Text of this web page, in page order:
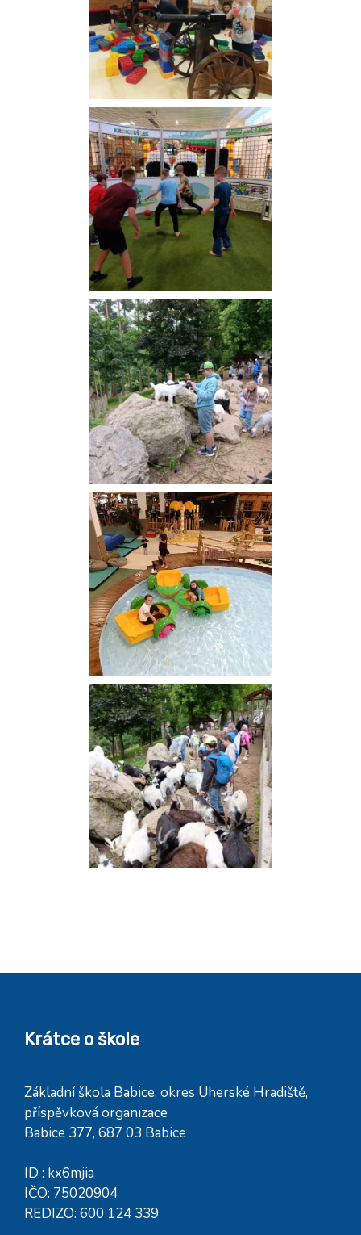
Krátce o škole
Základní škola Babice, okres Uherské Hradiště,
příspěvková organizace
Babice 377, 687 03 Babice
ID : kx6mjia
IČO: 75020904
REDIZO: 600 124 339